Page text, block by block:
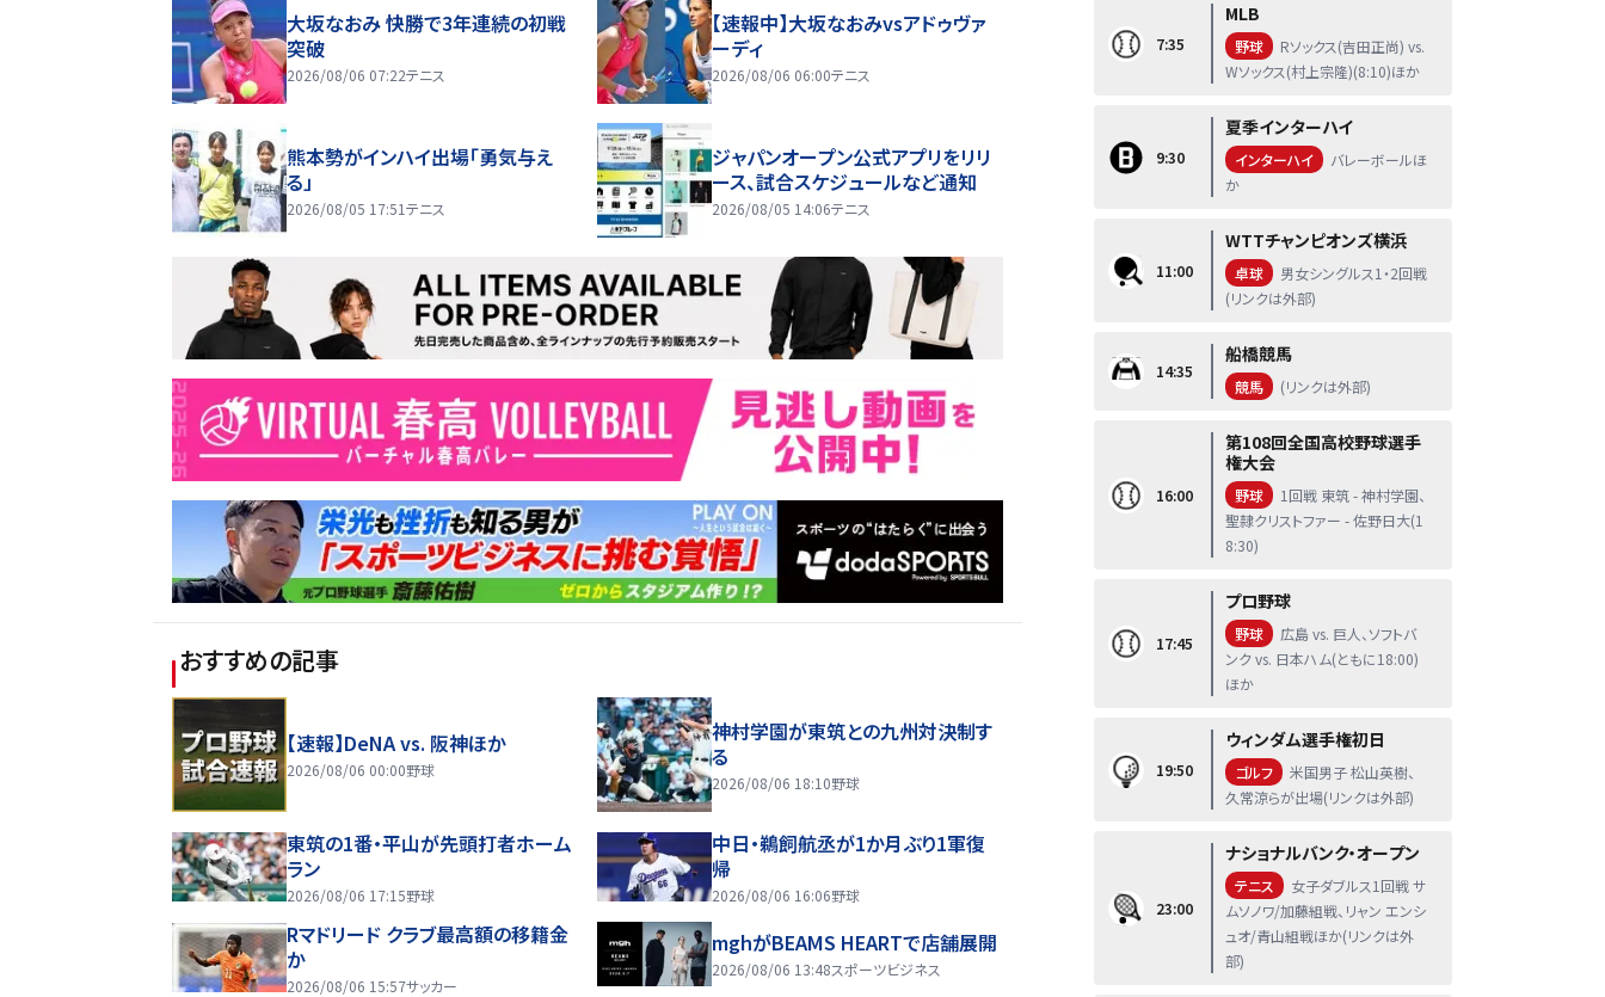
大坂なおみ 快勝で3年連続の初戦
突破
2026/08/06 07:22テニス
【速報中】大坂なおみvsアドゥヴァ
ーディ
2026/08/06 06:00テニス
熊本勢がインハイ出場「勇気与え
る」
2026/08/05 17:51テニス
ジャパンオープン公式アプリをリリ
ース、試合スケジュールなど通知
2026/08/05 14:06テニス
おすすめの記事
【速報】DeNA vs. 阪神ほか
2026/08/06 00:00野球
神村学園が東筑との九州対決制す
る
2026/08/06 18:10野球
東筑の1番・平山が先頭打者ホーム
ラン
2026/08/06 17:15野球
中日・鵜飼航丞が1か月ぶり1軍復
帰
2026/08/06 16:06野球
Rマドリード クラブ最高額の移籍金
か
2026/08/06 15:57サッカー
mghがBEAMS HEARTで店舗展開
2026/08/06 13:48スポーツビジネス
7:35
MLB
野球
Rソックス(吉田正尚) vs.
Wソックス(村上宗隆)(8:10)ほか
9:30
夏季インターハイ
インターハイ
バレーボールほ
か
11:00
WTTチャンピオンズ横浜
卓球
男女シングルス1・2回戦
(リンクは外部)
14:35
船橋競馬
競馬 (リンクは外部)
16:00
第108回全国高校野球選手
権大会
野球
1回戦 東筑 - 神村学園、
聖隷クリストファー - 佐野日大(1
8:30)
17:45
プロ野球
野球
広島 vs. 巨人、ソフトバ
ンク vs. 日本ハム(ともに18:00)
ほか
19:50
ウィンダム選手権初日
ゴルフ
米国男子 松山英樹、
久常涼らが出場(リンクは外部)
23:00
ナショナルバンク・オープン
テニス
女子ダブルス1回戦 サ
ムソノワ/加藤組戦、リャン エンシ
ュオ/青山組戦ほか(リンクは外
部)